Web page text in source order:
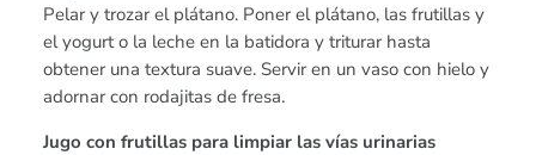
Pelar y trozar el plátano. Poner el plátano, las frutillas y
el yogurt o la leche en la batidora y triturar hasta
obtener una textura suave. Servir en un vaso con hielo y
adornar con rodajitas de fresa.
Jugo con frutillas para limpiar las vías urinarias